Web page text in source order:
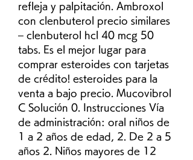
refleja y palpitación. Ambroxol
con clenbuterol precio similares
– clenbuterol hcl 40 mcg 50
tabs. Es el mejor lugar para
comprar esteroides con tarjetas
de crédito! esteroides para la
venta a bajo precio. Mucovibrol
C Solución 0. Instrucciones Vía
de administración: oral niños de
1 a 2 años de edad, 2. De 2 a 5
años 2. Niños mayores de 12